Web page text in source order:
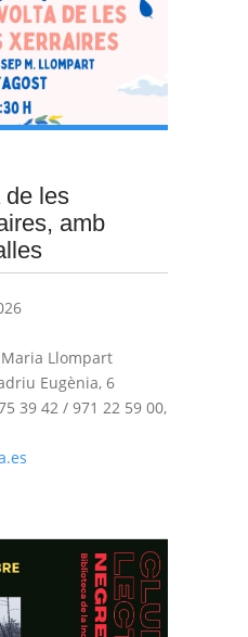
de les
amb
Llompart
Eugènia, 6
39 42 / 971 22 59 00,